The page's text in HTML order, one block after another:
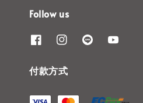
Follow us
付款方式